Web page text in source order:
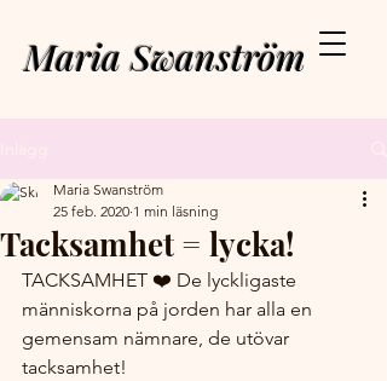
Maria Swanström
Tacksamhet = lycka!
Maria Swanström
25 feb. 2020 1 min läsning
TACKSAMHET ❤️ De lyckligaste
människorna på jorden har alla en
gemensam nämnare, de utövar
tacksamhet!